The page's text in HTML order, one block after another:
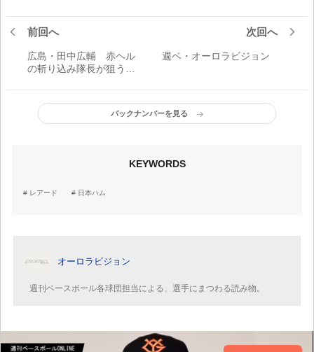
前回へ
広島・田中広輔 赤ヘル
の斬り込み隊長が狙う栄
次回へ
週ベ・オーロラビジョン
バックナンバーを見る
KEYWORDS
レアード 日本ハム
オーロラビジョン
週刊ベースボール各球団担当による、選手にまつわる読み物。